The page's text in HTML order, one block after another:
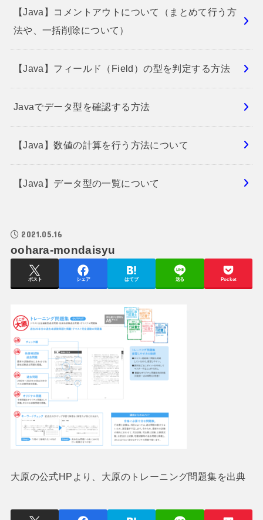
【Java】コメントアウトについて（まとめて行う方
法や、一括削除について）
【Java】フィールド（Field）の型を判定する方法
Javaでデータ型を確認する方法
【Java】数値の計算を行う方法について
【Java】データ型の一覧について
2021.05.16
oohara-mondaisyu
ポスト シェア はてブ 送る Pocket
大原の公式HPより、大原のトレーニング問題集を出典